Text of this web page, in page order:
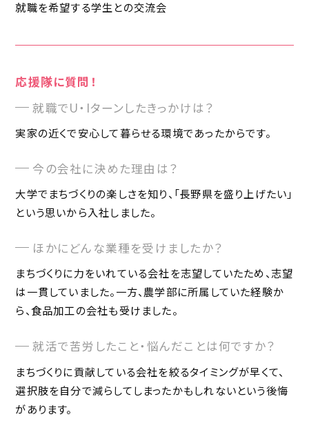
就職を希望する学生との交流会
応援隊に質問！
就職でU・Iターンしたきっかけは？
実家の近くで安心して暮らせる環境であったからです。
今の会社に決めた理由は？
大学でまちづくりの楽しさを知り、「長野県を盛り上げたい」
という思いから入社しました。
ほかにどんな業種を受けましたか？
まちづくりに力をいれている会社を志望していたため、志望
は一貫していました。一方、農学部に所属していた経験か
ら、食品加工の会社も受けました。
就活で苦労したこと・悩んだことは何ですか？
まちづくりに貢献している会社を絞るタイミングが早くて、
選択肢を自分で減らしてしまったかもしれないという後悔
があります。